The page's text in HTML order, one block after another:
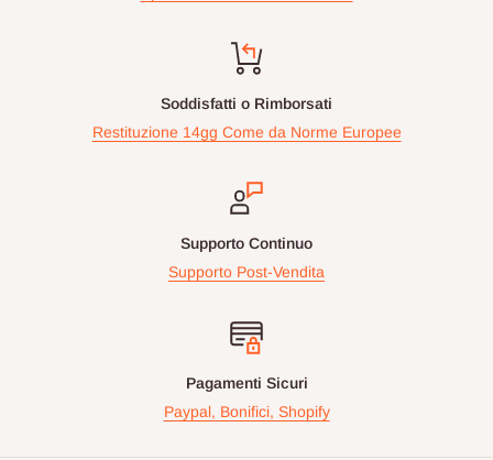
Soddisfatti o Rimborsati
Restituzione 14gg Come da Norme Europee
Supporto Continuo
Supporto Post-Vendita
Pagamenti Sicuri
Paypal, Bonifici, Shopify